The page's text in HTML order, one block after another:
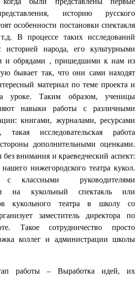
историю русского
особенности постановки спектакля
В процессе таких исследований
историей народа, его культурными
и обрядами , пришедшими к нам из
бывает так, что они сами находят
материал по теме проекта и
уроке. Таким образом, ученицы
навыки работы с различными
книгами, журналами, ресурсами
такая исследовательская работа
дополнительными оценками.
без внимания и краеведческий аспект:
нижегородского театра кукол.
с классными руководителями
на кукольный спектакль или
кукольного театра в школу со
заместитель директора по
Такое сотрудничество просто
коллег и администрации школы
работы – Выработка идей, их